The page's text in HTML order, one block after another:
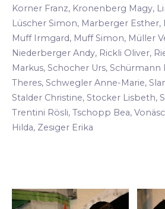
Korner Franz, Kronenberg Magy,
Lüscher Simon, Marberger
Muff Irmgard, Muff Simon, Müller
Niederberger Andy, Rickli Oliver,
Markus, Schocher Urs, Schürmann
Theres, Schwegler Anne-Marie,
Stalder Christine, Stocker Lisbeth,
Trentini Rösli, Tschopp Bea,
Hilda, Zesiger Erika